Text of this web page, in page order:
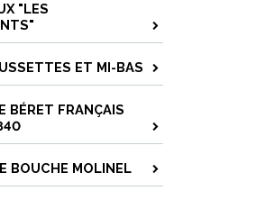
"LES
ET MI-BAS
BÉRET FRANÇAIS
BOUCHE MOLINEL